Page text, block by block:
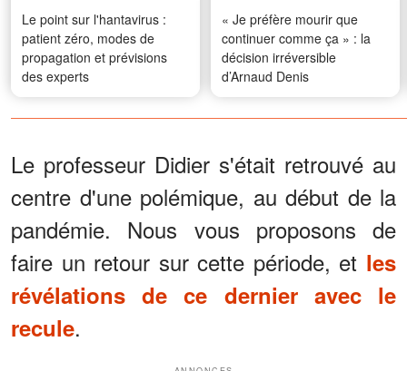
Le point sur l'hantavirus :
patient zéro, modes de
propagation et prévisions
des experts
« Je préfère mourir que
continuer comme ça » : la
décision irréversible
d’Arnaud Denis
Le professeur Didier s'était retrouvé au
centre d'une polémique, au début de la
pandémie. Nous vous proposons de
faire un retour sur cette période, et les
révélations de ce dernier avec le
recule.